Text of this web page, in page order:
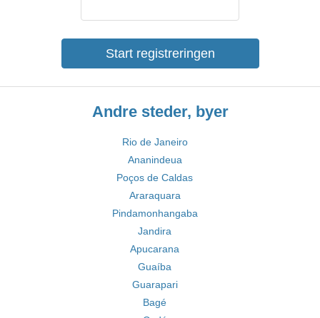
Start registreringen
Andre steder, byer
Rio de Janeiro
Ananindeua
Poços de Caldas
Araraquara
Pindamonhangaba
Jandira
Apucarana
Guaíba
Guarapari
Bagé